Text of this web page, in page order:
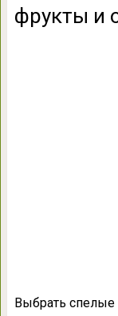
фрукты и
Выбрать спелые